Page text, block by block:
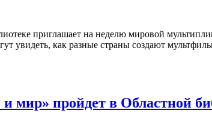
приглашает на неделю мировой
увидеть, как разные страны создают
мир» пройдет в Областной